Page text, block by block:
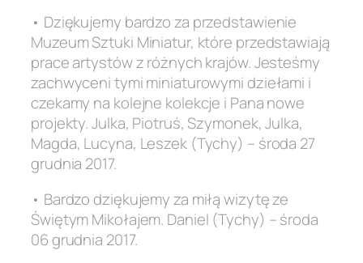
• Dziękujemy bardzo za przedstawienie
Muzeum Sztuki Miniatur, które przedstawiają
prace artystów z różnych krajów. Jesteśmy
zachwyceni tymi miniaturowymi dziełami i
czekamy na kolejne kolekcje i Pana nowe
projekty. Julka, Piotruś, Szymonek, Julka,
Magda, Lucyna, Leszek (Tychy) – środa 27
grudnia 2017.
• Bardzo dziękujemy za miłą wizytę ze
Świętym Mikołajem. Daniel (Tychy) – środa
06 grudnia 2017.